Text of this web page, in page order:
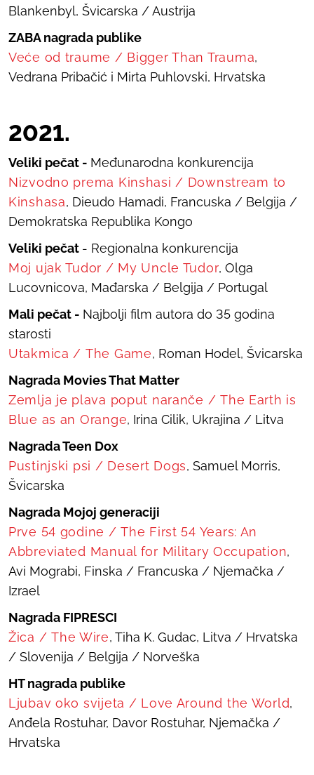
Blankenbyl, Švicarska / Austrija
ZABA nagrada publike
Veće od traume / Bigger Than Trauma,
Vedrana Pribačić i Mirta Puhlovski, Hrvatska
2021.
Veliki pečat - Međunarodna konkurencija
Nizvodno prema Kinshasi / Downstream to
Kinshasa, Dieudo Hamadi, Francuska / Belgija /
Demokratska Republika Kongo
Veliki pečat - Regionalna konkurencija
Moj ujak Tudor / My Uncle Tudor, Olga
Lucovnicova, Mađarska / Belgija / Portugal
Mali pečat - Najbolji film autora do 35 godina
starosti
Utakmica / The Game, Roman Hodel, Švicarska
Nagrada Movies That Matter
Zemlja je plava poput naranče /The Earth is
Blue as an Orange, Irina Cilik, Ukrajina / Litva
Nagrada Teen Dox
Pustinjski psi / Desert Dogs, Samuel Morris,
Švicarska
Nagrada Mojoj generaciji
Prve 54 godine /The First 54 Years: An
Abbreviated Manual for Military Occupation,
Avi Mograbi, Finska / Francuska / Njemačka /
Izrael
Nagrada FIPRESCI
Žica /The Wire, Tiha K. Gudac, Litva / Hrvatska
/ Slovenija / Belgija / Norveška
HT nagrada publike
Ljubav oko svijeta / Love Around the World,
Anđela Rostuhar, Davor Rostuhar, Njemačka /
Hrvatska